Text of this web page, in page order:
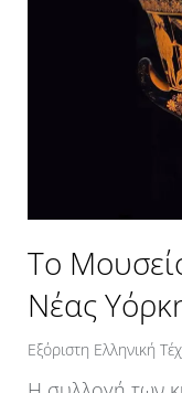
Το
Νέας
Εξόριστη Ελληνική